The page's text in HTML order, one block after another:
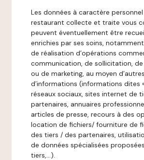
Les données à caractère
restaurant collecte et traite vous
peuvent éventuellement être
enrichies par ses soins,
de réalisation d’opérations
communication, de sollicitation,
ou de marketing, au moyen
d’informations (informations dites
réseaux sociaux, sites internet de
partenaires, annuaires
articles de presse, recours à des
location de fichiers/ fourniture de
des tiers / des partenaires,
de données spécialisées
tiers,…).